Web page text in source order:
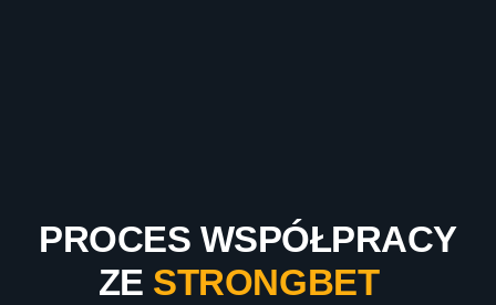
PROCES WSPÓŁPRACY
ZE STRONGBET